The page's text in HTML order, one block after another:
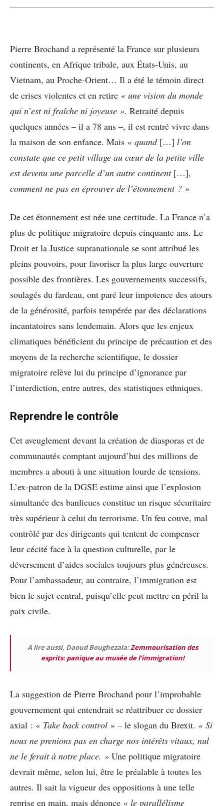
Pierre Brochand a représenté la France sur plusieurs
continents, en Afrique tribale, aux États-Unis, au
Vietnam, au Proche-Orient… Il a été le témoin direct
de crises violentes et en retire « une vision du monde
qui n’est ni fraîche ni joyeuse ». Retraité depuis
quelques années – il a 78 ans –, il est rentré vivre dans
la maison de son enfance. Mais « quand[…] l’on
constate que ce petit village au cœur de la petite ville
est devenu une parcelle d’un autre continent[…],
comment ne pas en éprouver de l’étonnement ? »
De cet étonnement est née une certitude. La France n’a
plus de politique migratoire depuis cinquante ans. Le
Droit et la Justice supranationale se sont attribué les
pleins pouvoirs, pour favoriser la plus large ouverture
possible des frontières. Les gouvernements successifs,
soulagés du fardeau, ont paré leur impotence des atours
de la générosité, parfois tempérée par des déclarations
incantatoires sans lendemain. Alors que les enjeux
climatiques bénéficient du principe de précaution et des
moyens de la recherche scientifique, le dossier
migratoire relève lui du principe d’ignorance par
l’interdiction, entre autres, des statistiques ethniques.
Reprendre le contrôle
Cet aveuglement devant la création de diasporas et de
communautés comptant aujourd’hui des millions de
membres a abouti à une situation lourde de tensions.
L’ex-patron de la DGSE estime ainsi que l’explosion
simultanée des banlieues constitue un risque sécuritaire
très supérieur à celui du terrorisme. Un feu couve, mal
contrôlé par des dirigeants qui tentent de compenser
leur cécité face à la question culturelle, par le
déversement d’aides sociales toujours plus généreuses.
Pour l’ambassadeur, au contraire, l’immigration est
bien le sujet central, puisqu’elle peut mettre en péril la
paix civile.
A lire aussi, Daoud Boughezala:Zemmourisation des
esprits: panique au musée de l’immigration!
La suggestion de Pierre Brochand pour l’improbable
gouvernement qui entendrait se réattribuer ce dossier
axial : « Take back control » – le slogan du Brexit. « Si
nous ne prenions pas en charge nos intérêts vitaux, nul
ne le ferait à notre place. » Une politique migratoire
devrait même, selon lui, être le préalable à toutes les
autres. Il sait la vigueur des oppositions à une telle
reprise en main, mais dénonce « le parallélisme